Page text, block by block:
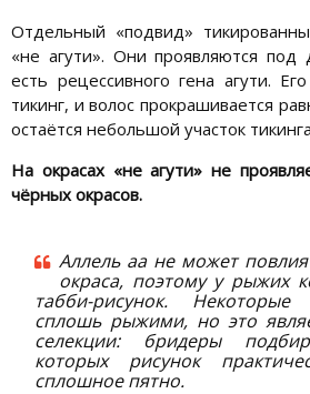
Отдельный «подвид»
«не агути». Они проявляются под
есть рецессивного гена агути.
тикинг, и волос прокрашивается
остаётся небольшой участок
На окрасах «не агути» не
чёрных окрасов.
Аллель аа не может
окраса, поэтому у рыжих
табби-рисунок.
сплошь рыжими, но это
селекции: бридеры
которых рисунок
сплошное пятно.